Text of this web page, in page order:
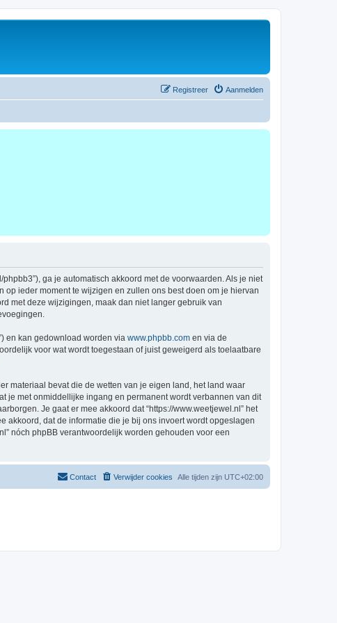
Aanmelden
Registreer
phpbb3”), ga je automatisch akkoord met de voorwaarden. Als je niet
op ieder moment te wijzigen en zullen ons best doen om je hiervan
met deze wijzigingen, maak dan niet langer gebruik van
en kan gedownload worden via www.phpbb.com en via de
voor wat wordt toegestaan of juist geweigerd als toelaatbare
materiaal bevat die de wetten van je eigen land, het land waar
je met onmiddellijke ingang en permanent wordt verbannen van dit
Je gaat er mee akkoord dat “https://www.weetjewel.nl” het
akkoord, dat de informatie die je bij ons invoert wordt opgeslagen
nóch phpBB verantwoordelijk worden gehouden voor een
Alle tijden zijn UTC+02:00
Verwijder cookies
Contact